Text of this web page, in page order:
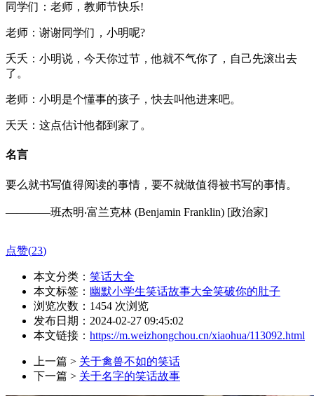
同学们：老师，教师节快乐!
老师：谢谢同学们，小明呢?
夭夭：小明说，今天你过节，他就不气你了，自己先滚出去
了。
老师：小明是个懂事的孩子，快去叫他进来吧。
夭夭：这点估计他都到家了。
名言
要么就书写值得阅读的事情，要不就做值得被书写的事情。
————班杰明‧富兰克林 (Benjamin Franklin) [政治家]
点赞(23)
本文分类： 笑话大全
本文标签： 幽默小学生笑话故事大全笑破你的肚子
浏览次数： 1454 次浏览
发布日期：2024-02-27 09:45:02
本文链接： https://m.weizhongchou.cn/xiaohua/113092.html
上一篇 > 关于禽兽不如的笑话
下一篇 > 关于名字的笑话故事